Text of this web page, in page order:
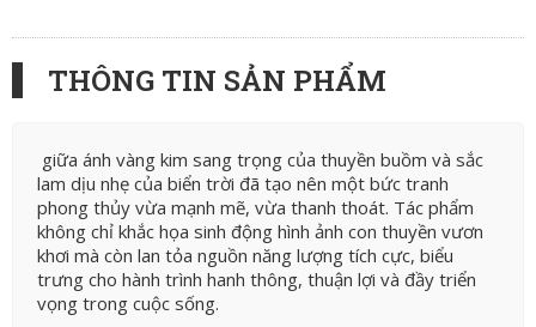
THÔNG TIN SẢN PHẨM
giữa ánh vàng kim sang trọng của thuyền buồm và sắc
lam dịu nhẹ của biển trời đã tạo nên một bức tranh
phong thủy vừa mạnh mẽ, vừa thanh thoát. Tác phẩm
không chỉ khắc họa sinh động hình ảnh con thuyền vươn
khơi mà còn lan tỏa nguồn năng lượng tích cực, biểu
trưng cho hành trình hanh thông, thuận lợi và đầy triển
vọng trong cuộc sống.